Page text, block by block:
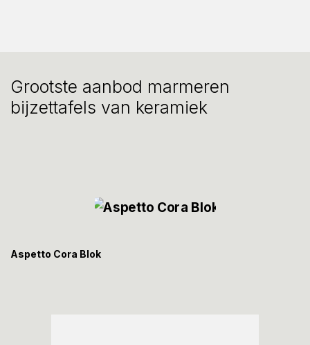
Grootste aanbod marmeren
bijzettafels van keramiek
Aspetto Cora Blok